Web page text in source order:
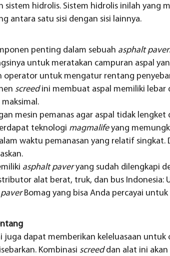
hidrolis. Sistem hidrolis inilah yang
antara satu sisi dengan sisi lainnya.
penting dalam sebuah asphalt paver.
untuk meratakan campuran aspal
untuk mengatur rentang
screedini membuat aspal memiliki lebar
mesin pemanas agar aspal tidak lengket
teknologi magmalifeyang
waktu pemanasan yang relatif singkat.
asphalt paveryang sudah dilengkapi
alat berat, truk, dan bus Indonesia:
Bomag yang bisa Anda percayai
juga dapat memberikan keleluasaan
Kombinasi screeddan alat ini